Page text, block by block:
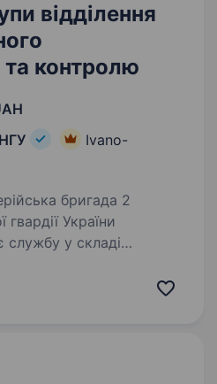
відділення
та контролю
Ivano-
України
у складі
підготовкою,